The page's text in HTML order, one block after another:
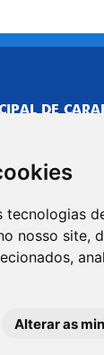
nosso site,
Alterar as
DE
211 - Vila
205 - Vila